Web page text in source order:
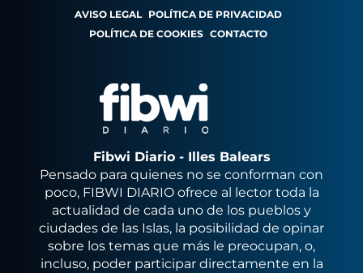
AVISO LEGAL POLÍTICA DE PRIVACIDAD
POLÍTICA DE COOKIES CONTACTO
Fibwi Diario - Illes Balears
Pensado para quienes no se conforman con
poco, FIBWI DIARIO ofrece al lector toda la
actualidad de cada uno de los pueblos y
ciudades de las Islas, la posibilidad de opinar
sobre los temas que más le preocupan, o,
incluso, poder participar directamente en la